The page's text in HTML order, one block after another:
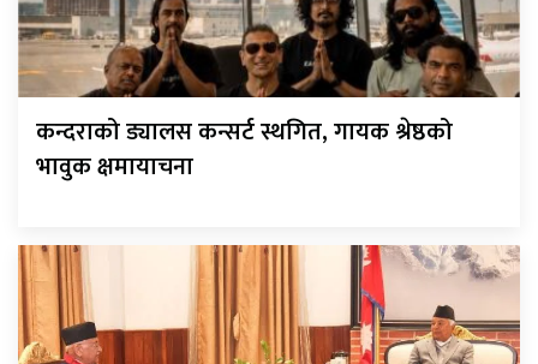
कन्दराको ड्यालस कन्सर्ट स्थगित, गायक श्रेष्ठको
भावुक क्षमायाचना